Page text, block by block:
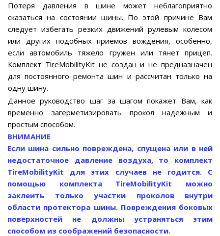
Потеря давления в шине может неблагоприятно
сказаться на состоянии шины. По этой причине Вам
следует избегать резких движений рулевым колесом
или других подобных приемов вождения, особенно,
если автомобиль тяжело гружен или тянет прицеп.
Комплект TireMobilityKit не создан и не предназначен
для постоянного ремонта шин и рассчитан только на
одну шину.
Данное руководство шаг за шагом покажет Вам, как
временно загерметизировать прокол надежным и
простым способом.
ВНИМАНИЕ
Если шина сильно повреждена, спущена или в ней
недостаточное давление воздуха, то комплект
TireMobilityKit для этих случаев не годится. С
помощью комплекта TireMobilityKit можно
заклеить только участки проколов внутри
области протектора шины. Повреждения боковых
поверхностей не должны устраняться этим
способом из соображений безопасности.